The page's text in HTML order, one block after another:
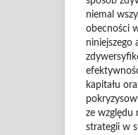
niemal
obecności
niniejszego
kapitału
ze względu
strategii w